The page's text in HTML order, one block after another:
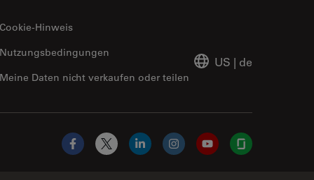
Cookie-Hinweis
Meine Daten nicht verkaufen oder teilen
Nutzungsbedingungen
US | de
Facebook
X LinkedInInstagramYouTubeGlassdoor